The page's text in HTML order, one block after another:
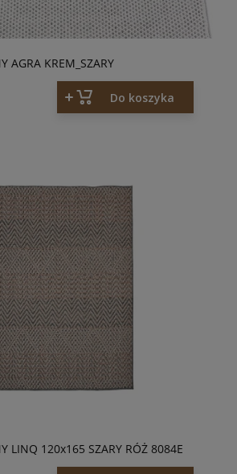
AGRA KREM_SZARY
Do koszyka
DYWAN NOWOCZESNY LINQ 120x165 SZARY RÓŻ 8084E